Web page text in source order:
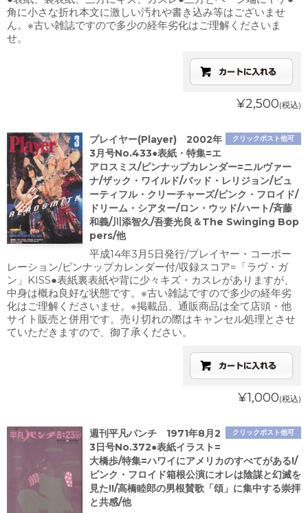
角に小さな折れ本文に激しい汚れや書き込み等はございませ
ん。※古い雑誌ですので多少の経年劣化はご理解くださいま
せ。
¥2,500(税込)
クリックポスト他可
プレイヤー(Player) 2002年
3月号No.433●表紙・特集=エ
アロスミス/ピンナップカレンダー=ニルヴァー
ナ/ザック・ワイルド/バッド・レリジョン/ビュ
ーティフル・クリーチャーズ/ピンク・フロイド/
ドリーム・シアター/ロン・ウッド/ハート/斉藤
和義/川添智久/吾妻光良＆The Swinging Bop
pers/他
平成14年3月5日発行/プレイヤー・コーポー
レーション/ピンナップカレンダー付/収録スコア=「ラヴ・ガ
ン」KISS●表紙裏表紙や背に少々キズ・カスレがありますが、
中身は概ね良好な状態です。※古い雑誌ですので多少の経年劣
化はご理解くださいませ。※掲載品、通販商品は全て店頭・他
サイト販売と併用です。売り切れの際はキャンセル処理とさせ
ていただきますので、御了承ください。
¥1,000(税込)
クリックポスト他可
週刊平凡パンチ 1971年8月2
3日号No.372●表紙イラスト=
大橋歩/特集=ハワイにアメリカのすべてがある!/
ピンク・フロイド箱根公演にオレは陰謀と幻滅を
見た!!/高橋睦郎の男根賛歌「頌」に集中する崇拝
と共感/他